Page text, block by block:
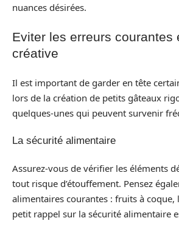
nuances désirées.
Eviter les erreurs courantes
créative
Il est important de garder en tête
lors de la création de petits gâteaux
quelques-unes qui peuvent survenir
La sécurité alimentaire
Assurez-vous de vérifier les éléments
tout risque d’étouffement. Pensez
alimentaires courantes : fruits à coque,
petit rappel sur la sécurité alimentaire